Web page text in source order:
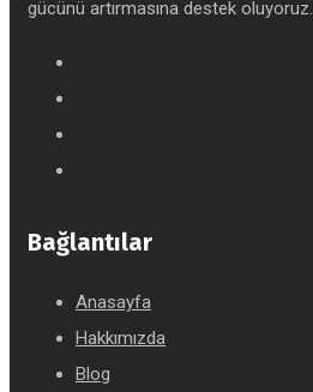
gücünü artırmasına destek oluyoruz.
Bağlantılar
Anasayfa
Hakkımızda
Blog